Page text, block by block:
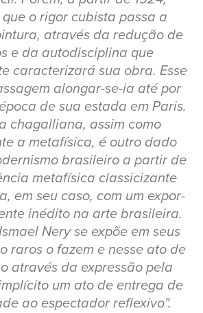
o rigor cubista passa a
através da redução de
e da autodisciplina que
caracterizará sua obra. Esse
alongar-se-ia até por
de sua estada em Paris.
chagalliana, assim como
a metafísica, é outro dado
brasileiro a partir de
metafísica classicizante
em seu caso, com um expor-
inédito na arte brasileira.
Nery se expõe em seus
raros o fazem e nesse ato de
através da expressão pela
um ato de entrega de
ao espectador reflexivo".